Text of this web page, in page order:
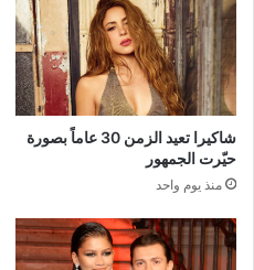
شاكيرا تعيد الزمن 30 عاماً بصورة
حيّرت الجمهور
منذ يوم واحد